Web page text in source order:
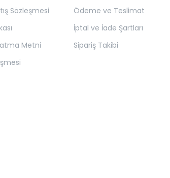
Sözleşmesi
Metni
Ödeme ve Teslimat
İptal ve İade Şartları
Sipariş Takibi